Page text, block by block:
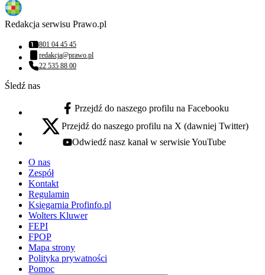
Redakcja serwisu Prawo.pl
Numer telefonu:
801 04 45 45
Adres email:
redakcja@prawo.pl
Numer telefonu:
22 535 88 00
Śledź nas
facebook - otwiera się w nowej karcie
Przejdź do naszego profilu na Facebooku
x - otwiera się w nowej karcie
Przejdź do naszego profilu na X (dawniej Twitter)
youtube - otwiera się w nowej karcie
Odwiedź nasz kanał w serwisie YouTube
O nas
Zespół
Kontakt
Regulamin
Księgarnia Profinfo.pl
Wolters Kluwer
FEPI
FPOP
Mapa strony
Polityka prywatności
Pomoc